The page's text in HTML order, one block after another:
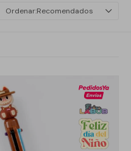
Recomendados